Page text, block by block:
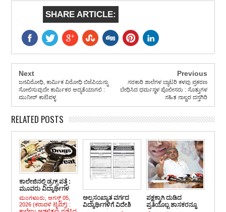
SHARE ARTICLE:
Next
ಜನವಿರೋಧಿ, ಕಾರ್ಮಿಕ ವಿರೋಧಿ ಬಿಜೆಪಿಯನ್ನು
ಸೋಲಿಸುವುದೇ ಕಾರ್ಮಿಕರ ಆದ್ಯತೆಯಾಗಲಿ :
ಮುನೀರ್ ಕಾಟಿಪಳ್ಳ
Previous
ಸರಕಾರಿ ಶಾಲೆಗಳ ಬ್ಯಾಟರಿ ಕಳವು ಪ್ರಕರಣ
ಬೇಧಿಸಿದ ಧರ್ಮಸ್ಥಳ ಪೊಲೀಸರು : ಸೊತ್ತುಗಳ
ಸಹಿತ ನಾಲ್ವರ ದಸ್ತಗಿರಿ
RELATED POSTS
ಕಾಲೇಜಿನಲ್ಲಿ ಡ್ರಗ್ಸ್ ಪತ್ತೆ :
ಮೂವರು ವಿದ್ಯಾರ್ಥಿಗಳ
ವಿರುದ್ದ ಎನ್.ಡಿ.ಪಿಎಸ್.
ಪ್ರಕರಣ ದಾಖಲು
ಮಂಗಳೂರು, ಆಗಸ್ಟ್ 05,
2026 (ಕರಾವಳಿ ಟೈಮ್ಸ್) :
ಅಲ್ಪಸಂಖ್ಯಾತ ವರ್ಗದ
ವಿದ್ಯಾರ್ಥಿಗಳಿಗೆ ವಿದೇಶಿ
ಪಕ್ಷಕ್ಕಾಗಿ ದುಡಿದ
ಪ್ರತಿಯೊಬ್ಬ ಶಾಸಕರನ್ನೂ